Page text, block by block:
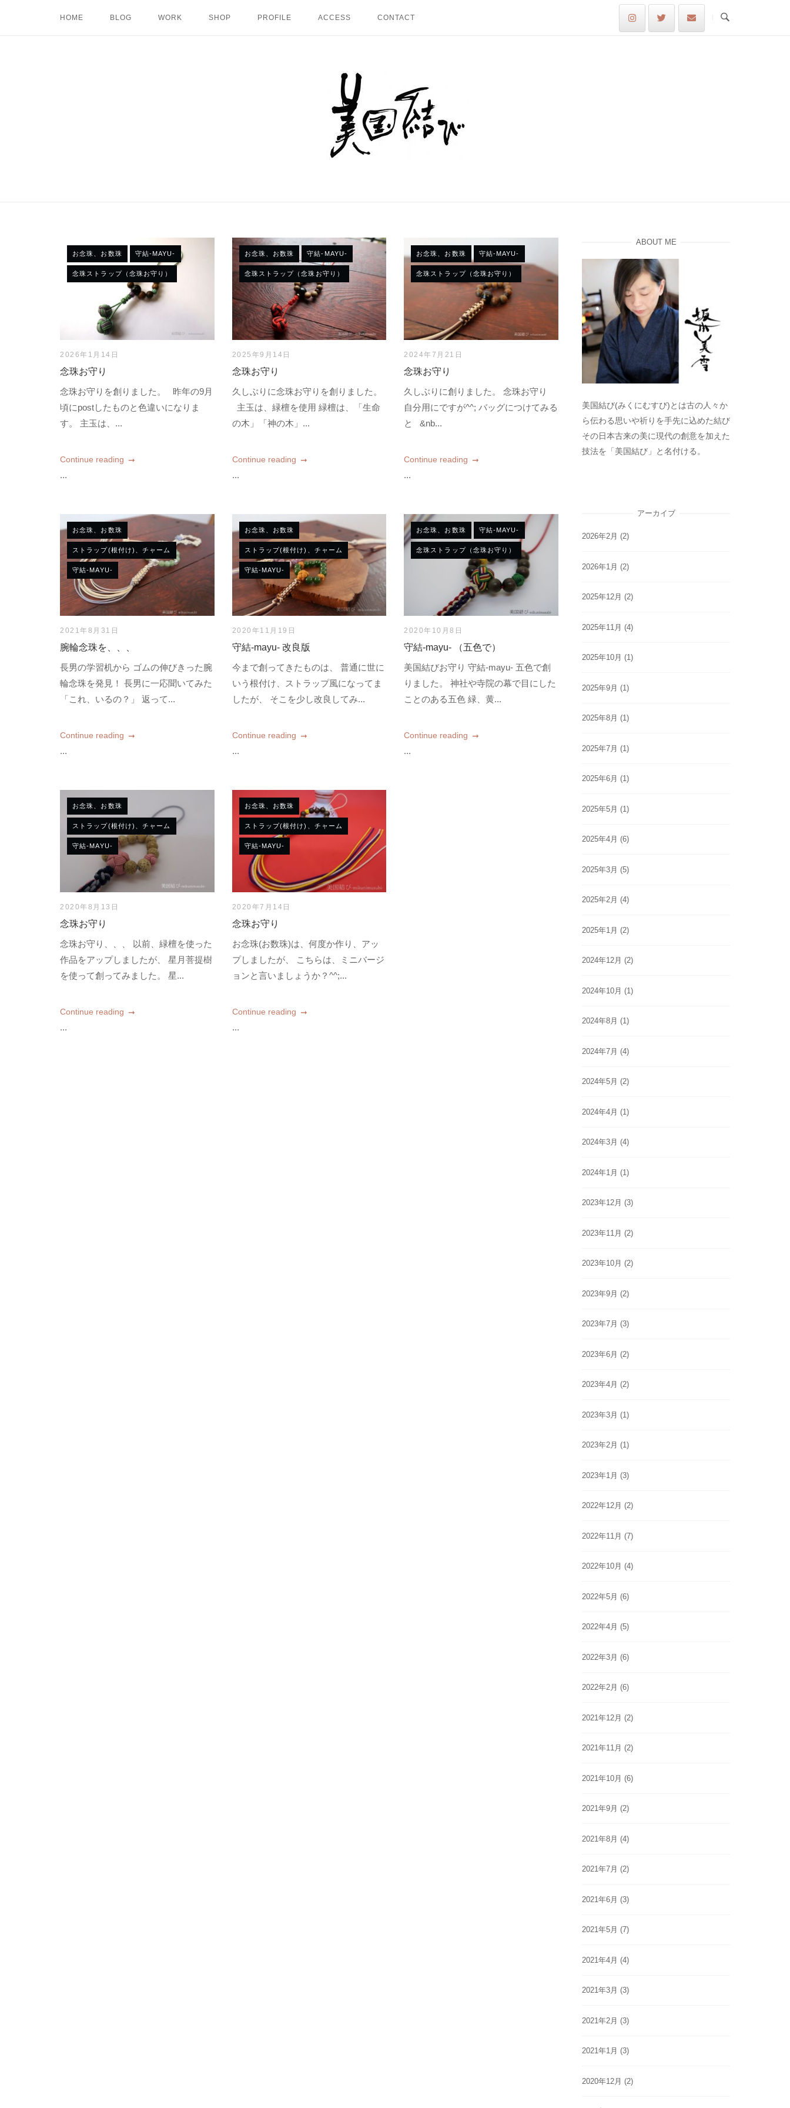
HOME BLOG WORK SHOP PROFILE ACCESS CONTACT
Home
お念珠、お数珠 守結-MAYU-
念珠ストラップ（念珠お守り）
2026年1月14日
念珠お守り
念珠お守りを創りました。 昨年の9月
頃にpostしたものと色違いになりま
す。 主玉は、...
Continue reading
...
お念珠、お数珠 守結-MAYU-
念珠ストラップ（念珠お守り）
2025年9月14日
念珠お守り
久しぶりに念珠お守りを創りました。
主玉は、緑檀を使用 緑檀は、「生命
の木」「神の木」...
Continue reading
...
お念珠、お数珠 守結-MAYU-
念珠ストラップ（念珠お守り）
2024年7月21日
念珠お守り
久しぶりに創りました。 念珠お守り
自分用にですが^^; バッグにつけてみる
と &nb...
Continue reading
...
お念珠、お数珠
ストラップ(根付け)、チャーム
守結-MAYU-
2021年8月31日
腕輪念珠を、、、
長男の学習机から ゴムの伸びきった腕
輪念珠を発見！ 長男に一応聞いてみた
「これ、いるの？」 返って...
Continue reading
...
お念珠、お数珠
ストラップ(根付け)、チャーム
守結-MAYU-
2020年11月19日
守結-mayu- 改良版
今まで創ってきたものは、 普通に世に
いう根付け、ストラップ風になってま
したが、 そこを少し改良してみ...
Continue reading
...
お念珠、お数珠 守結-MAYU-
念珠ストラップ（念珠お守り）
2020年10月8日
守結-mayu- （五色で）
美国結びお守り 守結-mayu- 五色で創
りました。 神社や寺院の幕で目にした
ことのある五色 緑、黄...
Continue reading
...
お念珠、お数珠
ストラップ(根付け)、チャーム
守結-MAYU-
2020年8月13日
念珠お守り
念珠お守り、、、 以前、緑檀を使った
作品をアップしましたが、 星月菩提樹
を使って創ってみました。 星...
Continue reading
...
お念珠、お数珠
ストラップ(根付け)、チャーム
守結-MAYU-
2020年7月14日
念珠お守り
お念珠(お数珠)は、何度か作り、アッ
プしましたが、 こちらは、ミニバージ
ョンと言いましょうか？^^;...
Continue reading
...
ABOUT ME
美国結び(みくにむすび)とは古の人々か
ら伝わる思いや祈りを手先に込めた結び
その日本古来の美に現代の創意を加えた
技法を「美国結び」と名付ける。
アーカイブ
2026年2月 (2)
2026年1月 (2)
2025年12月 (2)
2025年11月 (4)
2025年10月 (1)
2025年9月 (1)
2025年8月 (1)
2025年7月 (1)
2025年6月 (1)
2025年5月 (1)
2025年4月 (6)
2025年3月 (5)
2025年2月 (4)
2025年1月 (2)
2024年12月 (2)
2024年10月 (1)
2024年8月 (1)
2024年7月 (4)
2024年5月 (2)
2024年4月 (1)
2024年3月 (4)
2024年1月 (1)
2023年12月 (3)
2023年11月 (2)
2023年10月 (2)
2023年9月 (2)
2023年7月 (3)
2023年6月 (2)
2023年4月 (2)
2023年3月 (1)
2023年2月 (1)
2023年1月 (3)
2022年12月 (2)
2022年11月 (7)
2022年10月 (4)
2022年5月 (6)
2022年4月 (5)
2022年3月 (6)
2022年2月 (6)
2021年12月 (2)
2021年11月 (2)
2021年10月 (6)
2021年9月 (2)
2021年8月 (4)
2021年7月 (2)
2021年6月 (3)
2021年5月 (7)
2021年4月 (4)
2021年3月 (3)
2021年2月 (3)
2021年1月 (3)
2020年12月 (2)